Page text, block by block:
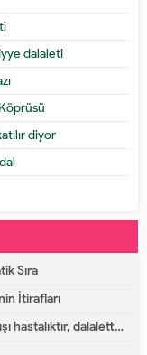
dalaleti
diyor
Sıra
İtirafları
Mehmet Kırkıncı: Sünnetsiz Kur’an anlayışı hastalıktır, dalalettir!